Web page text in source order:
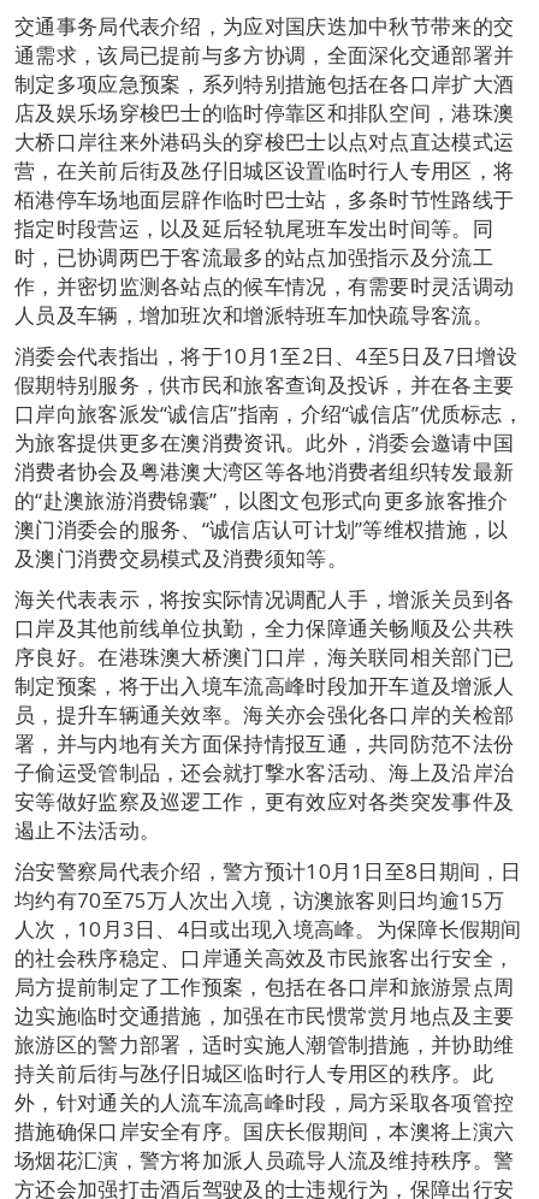
交通事务局代表介绍，为应对国庆迭加中秋节带来的交
通需求，该局已提前与多方协调，全面深化交通部署并
制定多项应急预案，系列特别措施包括在各口岸扩大酒
店及娱乐场穿梭巴士的临时停靠区和排队空间，港珠澳
大桥口岸往来外港码头的穿梭巴士以点对点直达模式运
营，在关前后街及氹仔旧城区设置临时行人专用区，将
栢港停车场地面层辟作临时巴士站，多条时节性路线于
指定时段营运，以及延后轻轨尾班车发出时间等。同
时，已协调两巴于客流最多的站点加强指示及分流工
作，并密切监测各站点的候车情况，有需要时灵活调动
人员及车辆，增加班次和增派特班车加快疏导客流。
消委会代表指出，将于10月1至2日、4至5日及7日增设
假期特别服务，供市民和旅客查询及投诉，并在各主要
口岸向旅客派发“诚信店”指南，介绍“诚信店”优质标志，
为旅客提供更多在澳消费资讯。此外，消委会邀请中国
消费者协会及粤港澳大湾区等各地消费者组织转发最新
的“赴澳旅游消费锦囊”，以图文包形式向更多旅客推介
澳门消委会的服务、“诚信店认可计划”等维权措施，以
及澳门消费交易模式及消费须知等。
海关代表表示，将按实际情况调配人手，增派关员到各
口岸及其他前线单位执勤，全力保障通关畅顺及公共秩
序良好。在港珠澳大桥澳门口岸，海关联同相关部门已
制定预案，将于出入境车流高峰时段加开车道及增派人
员，提升车辆通关效率。海关亦会强化各口岸的关检部
署，并与内地有关方面保持情报互通，共同防范不法份
子偷运受管制品，还会就打撃水客活动、海上及沿岸治
安等做好监察及巡逻工作，更有效应对各类突发事件及
遏止不法活动。
治安警察局代表介绍，警方预计10月1日至8日期间，日
均约有70至75万人次出入境，访澳旅客则日均逾15万
人次，10月3日、4日或出现入境高峰。为保障长假期间
的社会秩序稳定、口岸通关高效及市民旅客出行安全，
局方提前制定了工作预案，包括在各口岸和旅游景点周
边实施临时交通措施，加强在市民惯常赏月地点及主要
旅游区的警力部署，适时实施人潮管制措施，并协助维
持关前后街与氹仔旧城区临时行人专用区的秩序。此
外，针对通关的人流车流高峰时段，局方采取各项管控
措施确保口岸安全有序。国庆长假期间，本澳将上演六
场烟花汇演，警方将加派人员疏导人流及维持秩序。警
方还会加强打击酒后驾驶及的士违规行为，保障出行安